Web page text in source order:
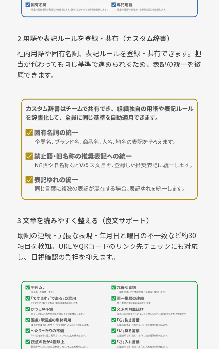
2.用語や表記ルールを登録・共有（カスタム辞書）
社内用語や固有名詞、表記ルールを登録・共有できます。担
当が代わっても同じ基準で進められるため、表記の統一を徹
底できます。
3.文章を読みやすく整える（良文サポート）
助詞の連続・冗長な表現・年月日と曜日の不一致など約30
項目を検知。URLやQRコードのリンク先チェックにも対応
し、目視確認の負担を抑えます。